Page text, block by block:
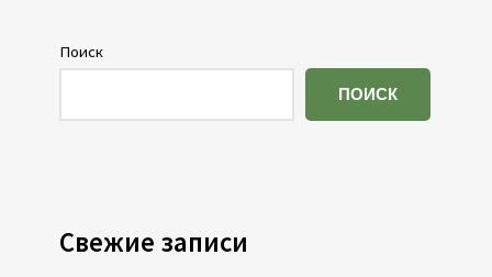
Поиск
ПОИСК
Свежие записи